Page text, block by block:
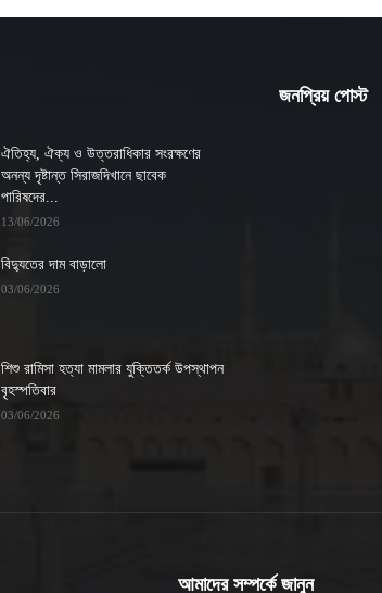
ঐতিহ্য, ঐক্য ও উত্তরাধিকার সংরক্ষণের
অনন্য দৃষ্টান্ত সিরাজদিখানে ছাবেক
পারিষদের...
13/06/2026
বিদ্যুতের দাম বাড়ালো
03/06/2026
শিশু রামিসা হত্যা মামলার যুক্তিতর্ক উপস্থাপন
বৃহস্পতিবার
03/06/2026
জনপ্রিয় পোস্ট
আমাদের সম্পর্কে জানুন